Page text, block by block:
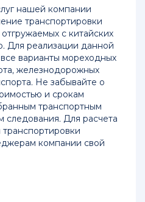
нашей компании
транспортировки
с китайских
Для реализации данной
варианты мореходных
железнодорожных
Не забывайте о
и срокам
транспортным
Для расчета
компании свой